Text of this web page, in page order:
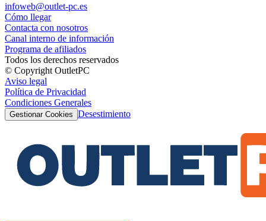
infoweb@outlet-pc.es
Cómo llegar
Contacta con nosotros
Canal interno de información
Programa de afiliados
Todos los derechos reservados
© Copyright OutletPC
Aviso legal
Política de Privacidad
Condiciones Generales
Gestionar Cookies Desestimiento